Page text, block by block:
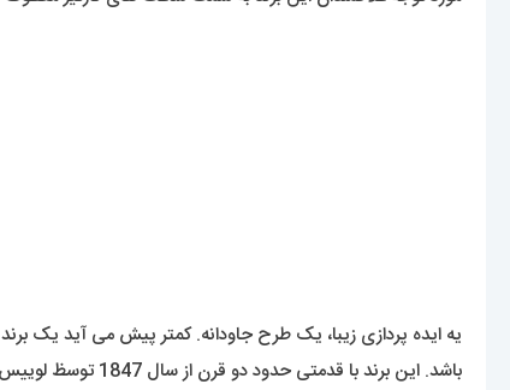
یه ایده پردازی زیبا، یک طرح جاودانه. کمتر پیش می آید یک
باشد. این برند